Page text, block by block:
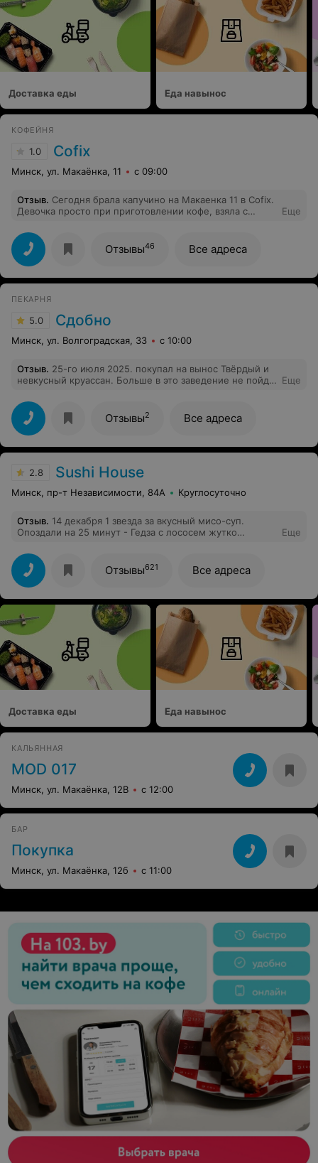
фотографии нашей находки.
Доставка еды Еда навынос
КОФЕЙНЯ
1.0 Cofix
Минск, ул. Макаёнка, 11 с 09:00
Отзыв. Сегодня брала капучино на Макаенка 11 в Cofix.
Девочка просто при приготовлении кофе, взяла с
и начала мне готовить капучино. Просто
антисанитария. Как можно в грязной посуде
готовить?!!!
Еще
Отзывы46 Все адреса
ПЕКАРНЯ
5.0 Сдобно
Минск, ул. Волгоградская, 33 с 10:00
Отзыв. 25-го июля 2025. покупал на вынос Твёрдый и
невкусный круассан. Больше в это заведение не пойду.
несвежая, а залежалая. Плохо!!!
Еще
Отзывы2 Все адреса
2.8 Sushi House
Минск, пр-т Независимости, 84А Круглосуточно
Отзыв. 14 декабря 1 звезда за вкусный мисо-суп.
Опоздали на 25 минут - Гедза с лососем жутко
нверное)гедза были холодные и слипшиеся - Роллы с
лососем жареным и темпура. Посмотрите на эти
роллы, кто в них видит лосось?)) Там только тесто
жаренное с кучей масла. А сверху майнонез налили
еще. Отвратительней этих роллов я еще не ела !
Никогда боольше здесь ничего не закажу. Удаляю
приложение, есть гораздо качественнее заведения.
Еще
Отзывы621 Все адреса
Доставка еды Еда навынос
КАЛЬЯННАЯ
MOD 017
Минск, ул. Макаёнка, 12В с 12:00
БАР
Покупка
Минск, ул. Макаёнка, 12б с 11:00